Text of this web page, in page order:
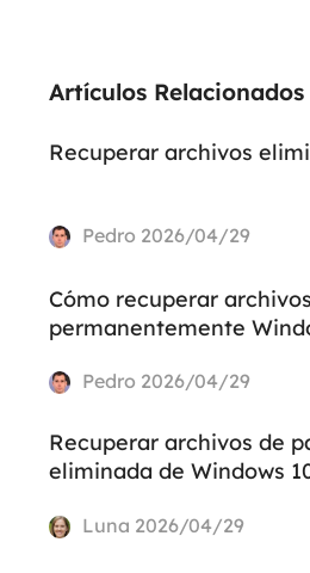
Artículos Relacionados
Recuperar archivos
Pedro 2026/04/29
Cómo recuperar
permanentemente
Pedro 2026/04/29
Recuperar archivos de
eliminada de Windows
Luna 2026/04/29